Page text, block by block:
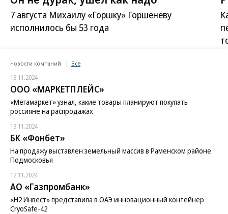
7 августа Михаилу «Горшку» Горшеневу
исполнилось бы 53 года
Новости компаний Все
13.11.2024
ООО «МАРКЕТПЛЕЙС»
«Мегамаркет» узнал, какие товары планируют покупать
россияне на распродажах
13.11.2024
БК «Фонбет»
На продажу выставлен земельный массив в Раменском районе
Подмосковья
12.11.2024
АО «Газпромбанк»
«H2 Инвест» представила в ОАЭ инновационный контейнер
CryoSafe-42